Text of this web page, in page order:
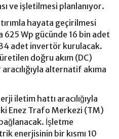
ve işletilmesi planlanıyor.
hayata geçirilmesi
625 Wp gücünde 16 bin adet
adet invertör kurulacak.
doğru akım (DC)
alternatif akıma
iletim hattı aracılığıyla
Enez Trafo Merkezi (TM)
İşletme
enerjisinin bir kısmı 10